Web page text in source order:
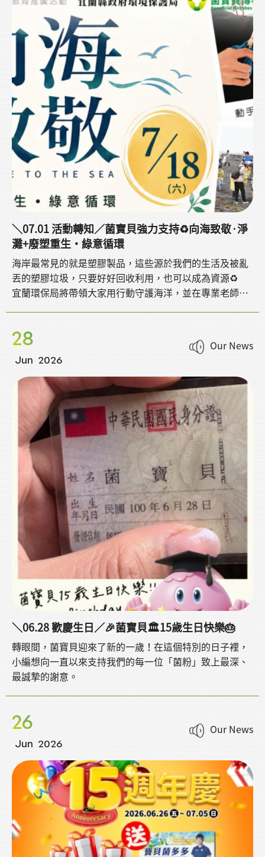
＼07.01 活動轉知／菌寶貝強力支持♻️向海致敬·淨
灘+廢塑重生・綠意循環
海岸最常見的就是塑膠製品，這些源於我們的生活及被亂
丟的塑膠垃圾，只要好好回收利用，也可以成為資源♻️
宜蘭環保局將帶領大家用行動守護海洋，並在專業老師指
28
Jun 2026
Our News
＼06.28 歡慶生日／🎉菌寶貝🏛️15歲生日快樂🎂
轉眼間，菌寶貝迎來了新的一歲！在這個特別的日子裡，
小編想向一直以來支持我們的每一位「菌粉」致上最深、
最誠摯的謝意。
26
Jun 2026
Our News